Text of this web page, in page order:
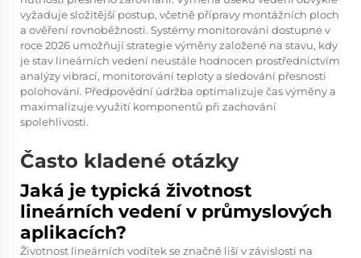
vyžaduje složitější postup, včetně přípravy montážních ploch
a ověření rovnoběžnosti. Systémy monitorování dostupné v
roce 2026 umožňují strategie výměny založené na stavu, kdy
je stav lineárních vedení neustále hodnocen prostřednictvím
analýzy vibrací, monitorování teploty a sledování přesnosti
polohování. Předpovědní údržba optimalizuje čas výměny a
maximalizuje využití komponentů při zachování
spolehlivosti.
Často kladené otázky
Jaká je typická životnost
lineárních vedení v průmyslových
aplikacích?
Životnost lineárních vodítek se značně liší v závislosti na